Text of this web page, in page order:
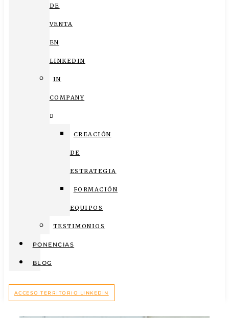
DE
VENTA
EN
LINKEDIN
IN
COMPANY
CREACIÓN
DE
ESTRATEGIA
FORMACIÓN
EQUIPOS
TESTIMONIOS
PONENCIAS
BLOG
ACCESO TERRITORIO LINKEDIN